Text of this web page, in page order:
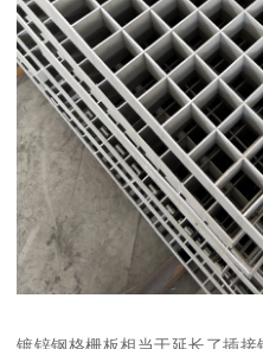
镀锌钢格栅板相当于延长了插